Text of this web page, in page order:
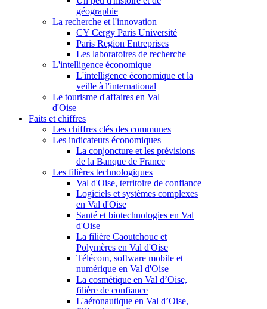
géographie
La recherche et l'innovation
CY Cergy Paris Université
Paris Region Entreprises
Les laboratoires de recherche
L'intelligence économique
L'intelligence économique et la
veille à l'international
Le tourisme d'affaires en Val
d'Oise
Faits et chiffres
Les chiffres clés des communes
Les indicateurs économiques
La conjoncture et les prévisions
de la Banque de France
Les filières technologiques
Val d'Oise, territoire de confiance
Logiciels et systèmes complexes
en Val d'Oise
Santé et biotechnologies en Val
d'Oise
La filière Caoutchouc et
Polymères en Val d'Oise
Télécom, software mobile et
numérique en Val d'Oise
La cosmétique en Val d’Oise,
filière de confiance
L'aéronautique en Val d’Oise,